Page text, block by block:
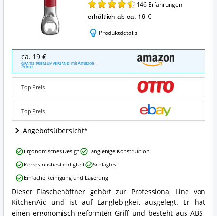
146 Erfahrungen
erhältlich ab ca. 19 €
Produktdetails
KitchenAid
Flaschenöffner
Angebote:
ist
Flaschenöffner
erhältlich?
ca. 19 €
GRATIS PREMIUMVERSAND mit Amazon
Prime
Top Preis
Top Preis
Angebotsübersicht
KitchenAid
Flaschenöffner
rot
Dieser Flaschenöffner gehört zur Professional Line von
KitchenAid und ist auf Langlebigkeit ausgelegt. Er hat
einen ergonomisch geformten Griff und besteht aus ABS-
KitchenAid
Flaschenöffner
rot
Vorteile:
Was
spricht
für
diesen
Ergonomisches Design
Langlebige Konstruktion
Korrosionsbeständigkeit
Schlagfest
Einfache Reinigung und Lagerung